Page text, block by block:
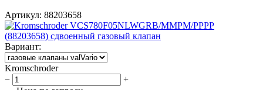
Артикул: 88203658
Вариант:
Kromschroder
−
+